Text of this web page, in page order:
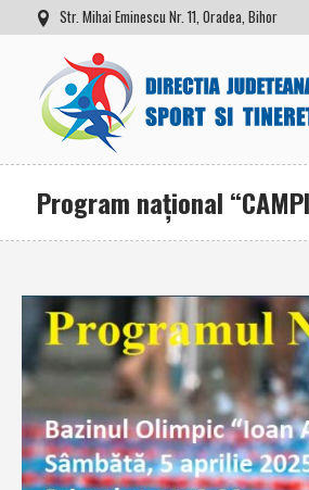
Str. Mihai Eminescu Nr. 11, Oradea, Bihor
Program național